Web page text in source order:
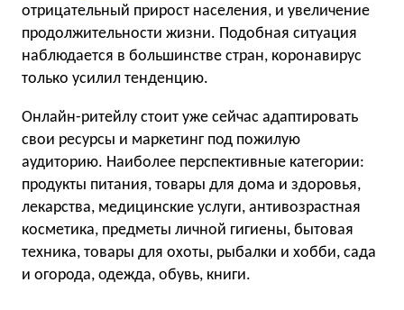
отрицательный прирост населения, и увеличение
продолжительности жизни. Подобная ситуация
наблюдается в большинстве стран, коронавирус
только усилил тенденцию.
Онлайн-ритейлу стоит уже сейчас адаптировать
свои ресурсы и маркетинг под пожилую
аудиторию. Наиболее перспективные категории:
продукты питания, товары для дома и здоровья,
лекарства, медицинские услуги, антивозрастная
косметика, предметы личной гигиены, бытовая
техника, товары для охоты, рыбалки и хобби, сада
и огорода, одежда, обувь, книги.